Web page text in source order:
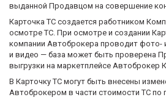
выданной Продавцом на совершение
Карточка ТС создается работником
осмотре ТС. При осмотре и создании
компании Автоброкера проводит фото-
и видео — база может быть проверена
выгрузки на маркетплейсе Автоброкер
В Карточку ТС могут быть внесены
Автоброкером в части стоимости ТС по